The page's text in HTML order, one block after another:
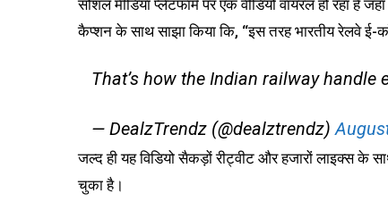
सोशल मीडिया प्लेटफॉर्म पर एक वीडियो वायरल हो रहा
कैप्शन के साथ साझा किया कि, “इस तरह भारतीय रेलवे ई-
That’s how the Indian railway handle
— DealzTrendz (@dealztrendz)
जल्द ही यह विडियो सैकड़ों रीट्वीट और हजारों लाइक्स के
चुका है।